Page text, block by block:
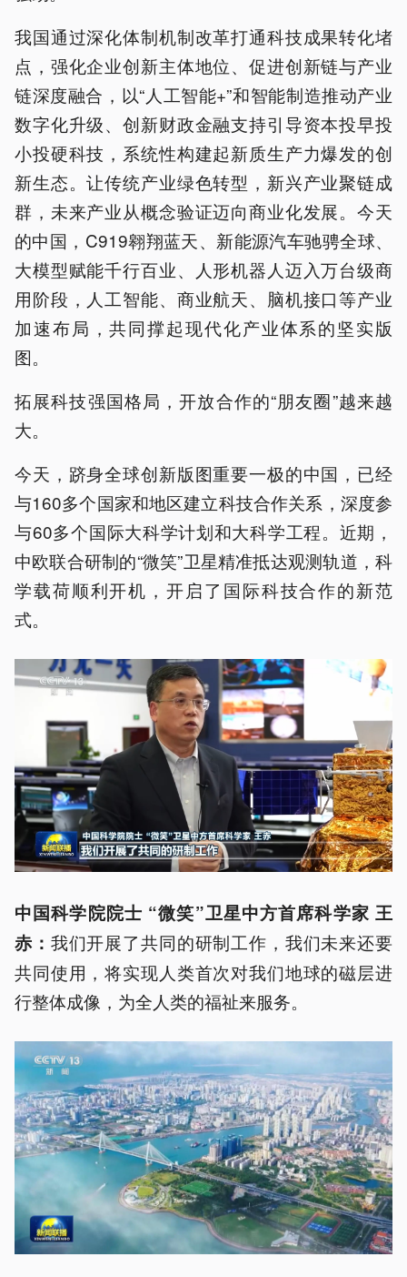
我国通过深化体制机制改革打通科技成果转化堵
点，强化企业创新主体地位、促进创新链与产业
链深度融合，以“人工智能+”和智能制造推动产业
数字化升级、创新财政金融支持引导资本投早投
小投硬科技，系统性构建起新质生产力爆发的创
新生态。让传统产业绿色转型，新兴产业聚链成
群，未来产业从概念验证迈向商业化发展。今天
的中国，C919翱翔蓝天、新能源汽车驰骋全球、
大模型赋能千行百业、人形机器人迈入万台级商
用阶段，人工智能、商业航天、脑机接口等产业
加速布局，共同撑起现代化产业体系的坚实版
图。
拓展科技强国格局，开放合作的“朋友圈”越来越
大。
今天，跻身全球创新版图重要一极的中国，已经
与160多个国家和地区建立科技合作关系，深度参
与60多个国际大科学计划和大科学工程。近期，
中欧联合研制的“微笑”卫星精准抵达观测轨道，科
学载荷顺利开机，开启了国际科技合作的新范
式。
中国科学院院士 “微笑”卫星中方首席科学家 王
赤： 我们开展了共同的研制工作，我们未来还要
共同使用，将实现人类首次对我们地球的磁层进
行整体成像，为全人类的福祉来服务。